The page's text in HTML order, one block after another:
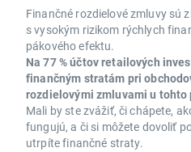
Finančné rozdielové zmluvy sú
s vysokým rizikom rýchlych
pákového efektu.
Na 77 % účtov retailových
finančným stratám pri
rozdielovými zmluvami u
Mali by ste zvážiť, či chápete,
fungujú, a či si môžete dovoliť
utrpíte finančné straty.